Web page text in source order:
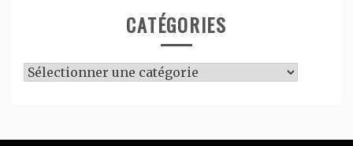
CATÉGORIES
Catégories